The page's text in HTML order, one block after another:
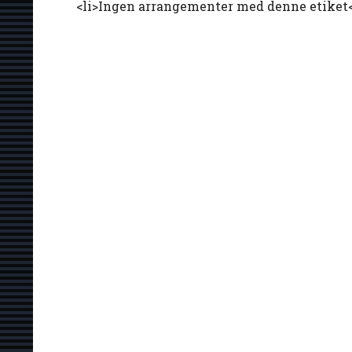
<li>Ingen arrangementer med denne